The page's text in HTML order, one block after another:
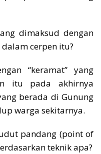
dimaksud dengan
cerpen itu?
“keramat” yang
itu pada akhirnya
berada di Gunung
warga sekitarnya.
pandang (point of
teknik apa?